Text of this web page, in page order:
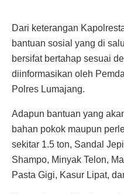
Dari keterangan
bantuan sosial yang di
bersifat bertahap sesuai
diinformasikan oleh
Polres Lumajang.
Adapun bantuan yang
bahan pokok maupun
sekitar 1.5 ton, Sandal
Shampo, Minyak Telon,
Pasta Gigi, Kasur Lipat,